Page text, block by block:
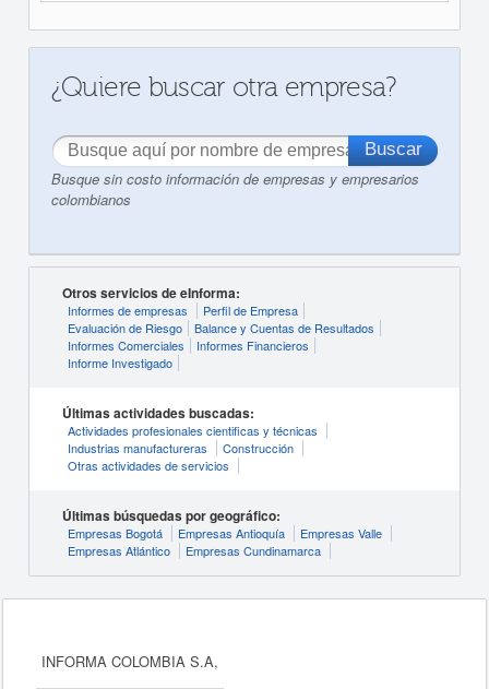
¿Quiere buscar otra empresa?
Busque sin costo información de empresas y empresarios
colombianos
Otros servicios de eInforma:
Informes de empresas
Perfil de Empresa
Evaluación de Riesgo
Balance y Cuentas de Resultados
Informes Comerciales
Informes Financieros
Informe Investigado
Últimas actividades buscadas:
Actividades profesionales cientificas y técnicas
Industrias manufactureras
Construcción
Otras actividades de servicios
Últimas búsquedas por geográfico:
Empresas Bogotá Empresas Antioquía
Empresas Valle
Empresas Atlántico
Empresas Cundinamarca
INFORMA COLOMBIA S.A,